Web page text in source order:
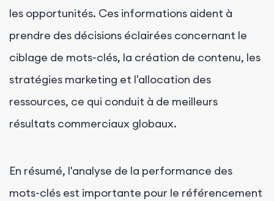
les opportunités. Ces informations aident à
prendre des décisions éclairées concernant le
ciblage de mots-clés, la création de contenu, les
stratégies marketing et l'allocation des
ressources, ce qui conduit à de meilleurs
résultats commerciaux globaux.
En résumé, l'analyse de la performance des
mots-clés est importante pour le référencement